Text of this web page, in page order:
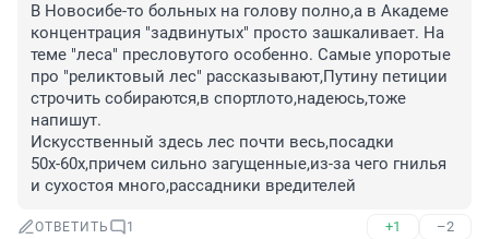
В Новосибе-то больных на голову полно,а в Академе
концентрация "задвинутых" просто зашкаливает. На
теме "леса" пресловутого особенно. Самые упоротые
про "реликтовый лес" рассказывают,Путину петиции
строчить собираются,в спортлото,надеюсь,тоже
напишут.
Искусственный здесь лес почти весь,посадки
50х-60х,причем сильно загущенные,из-за чего гнилья
и сухостоя много,рассадники вредителей
ОТВЕТИТЬ 1 +1 –2